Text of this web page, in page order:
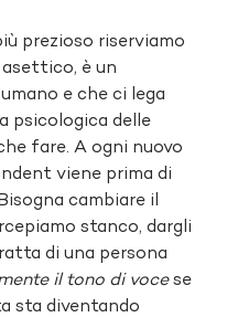
prezioso riserviamo
è un
e che ci lega
psicologica delle
fare. A ogni nuovo
viene prima di
cambiare il
stanco, dargli
di una persona
il tono di vocese
sta diventando